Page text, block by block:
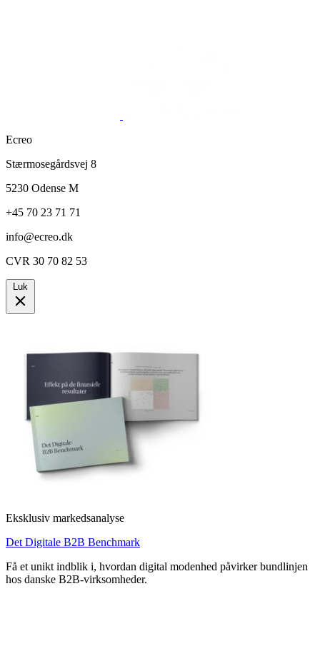
Ecreo
Stærmosegårdsvej 8
5230 Odense M
+45 70 23 71 71
info@ecreo.dk
CVR 30 70 82 53
Luk
Eksklusiv markedsanalyse
Det Digitale B2B Benchmark
Få et unikt indblik i, hvordan digital modenhed påvirker bundlinjen
hos danske B2B-virksomheder.